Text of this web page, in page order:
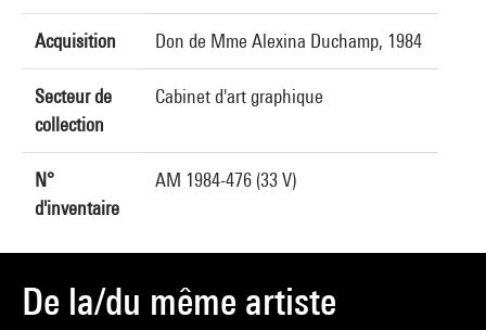
Acquisition Don de Mme Alexina Duchamp, 1984
Secteur de
collection
Cabinet d'art graphique
N°
d'inventaire
AM 1984-476 (33 V)
De la/du même artiste